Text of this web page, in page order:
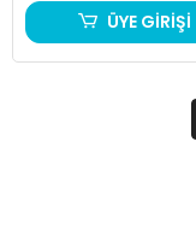
ÜYE GİRİŞİ